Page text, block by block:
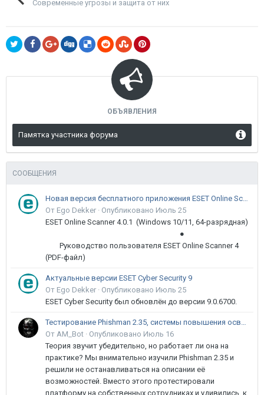
Современные угрозы и защита от них
ОБЪЯВЛЕНИЯ
Памятка участника форума
СООБЩЕНИЯ
Новая версия бесплатного приложения ESET Online Scanner доступна пользователям
От Ego Dekker · Опубликовано Июль 25
ESET Online Scanner 4.0.1 (Windows 10/11, 64-разрядная)
●
Руководство пользователя ESET Online Scanner 4
(PDF-файл)
Актуальные версии ESET Cyber Security 9
От Ego Dekker · Опубликовано Июль 25
ESET Cyber Security был обновлён до версии 9.0.6700.
Тестирование Phishman 2.35, системы повышения осведомлённости пользователей в сфере ИБ
От AM_Bot · Опубликовано Июль 16
Теория звучит убедительно, но работает ли она на
практике? Мы внимательно изучили Phishman 2.35 и
решили не останавливаться на описании её
возможностей. Вместо этого протестировали
платформу на собственных сотрудниках и удивились, к